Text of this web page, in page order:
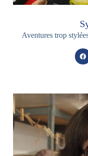
Aventures trop